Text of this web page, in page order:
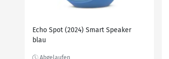
Echo Spot (2024) Smart Speaker
blau